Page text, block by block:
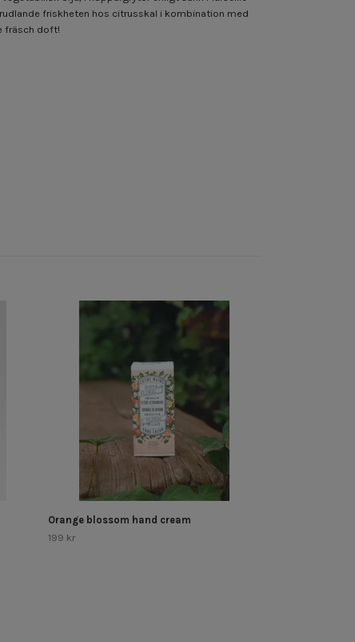
friskheten hos citrusskal i kombination med
fräsch doft!
Orange blossom hand cream
199 kr